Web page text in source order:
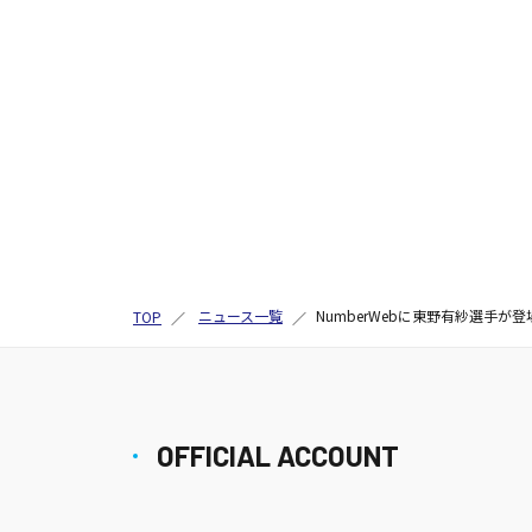
TOP ニュース一覧 NumberWebに東野有紗選手が登
OFFICIAL ACCOUNT